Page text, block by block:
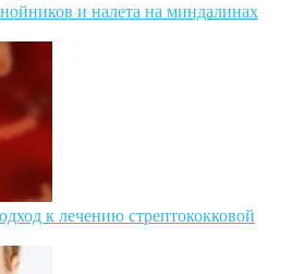
и налета на миндалинах
к лечению стрептококковой